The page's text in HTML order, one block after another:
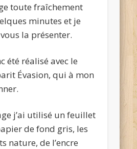
toute fraîchement
minutes et je
la présenter.
été réalisé avec le
Évasion, qui à mon
j’ai utilisé un feuillet
de fond gris, les
nature, de l’encre